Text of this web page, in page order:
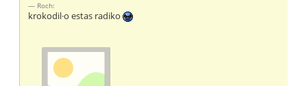
Roch:
krokodil·o estas radiko